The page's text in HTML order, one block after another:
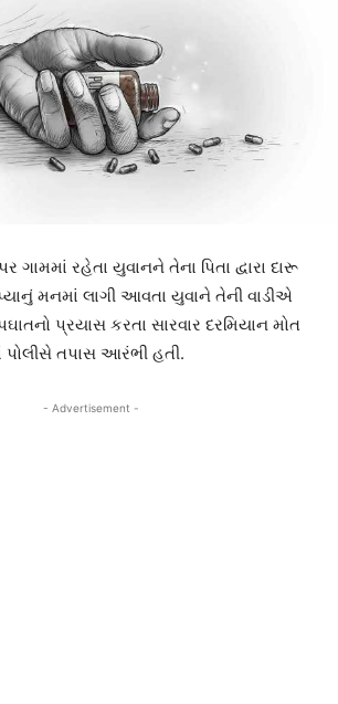
ગામમાં રહેતા યુવાનને તેના પિતા દ્વારા દારૂ
મનમાં લાગી આવતા યુવાને તેની વાડીએ
પ્રયાસ કરતા સારવાર દરમિયાન મોત
પોલીસે તપાસ આરંભી હતી.
- Advertisement -